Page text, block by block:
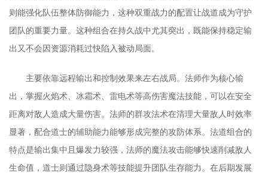
则能强化队伍整体防御能力，这种双重战力的配置让战道成为守护
团队的重要力量。这种组合在持久战中尤其突出，既能保持稳定输
出又不会因资源消耗过快陷入被动局面。
主要依靠远程输出和控制效果来左右战局。法师作为核心输
出，掌握火焰术、冰霜术、雷电术等高伤害魔法技能，可以在安全
距离对敌人造成大量伤害。法师的群攻法术在清理大量敌人时效率
显著，配合道士的辅助能力能够形成完整的攻防体系。法道组合的
特点是输出集中且爆发力较强，法师的魔法攻击能够快速削减敌人
生命值，道士则通过隐身术等技能提升团队生存能力。在后期发展